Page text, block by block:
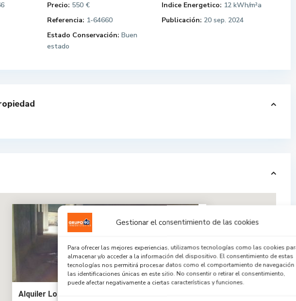
Gestionar el consentimiento de las cookies
Para ofrecer las mejores experiencias, utilizamos tecnologías como las cookies
almacenar y/o acceder a la información del dispositivo. El consentimiento de estas
tecnologías nos permitirá procesar datos como el comportamiento de navegación
las identificaciones únicas en este sitio. No consentir o retirar el consentimiento,
puede afectar negativamente a ciertas características y funciones.
Precio: 550 € Indice Energetico: 12 kWh/m²a
Referencia: 1-64660 Publicación: 20 sep. 2024
Estado Conservación: Buen
estado
Alquiler Local-Nave La Creu Coberta Jesús Val...